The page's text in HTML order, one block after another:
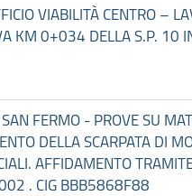
VIABILITÀ CENTRO –
KM 0+034 DELLA S.P. 10
- PROVE SU
DELLA SCARPATA DI
AFFIDAMENTO
. CIG BBB5868F88